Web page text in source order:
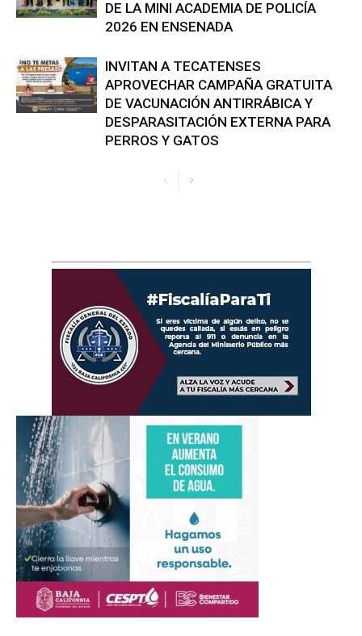
DE LA MINI ACADEMIA DE POLICÍA
2026 EN ENSENADA
INVITAN A TECATENSES
APROVECHAR CAMPAÑA GRATUITA
DE VACUNACIÓN ANTIRRÁBICA Y
DESPARASITACIÓN EXTERNA PARA
PERROS Y GATOS